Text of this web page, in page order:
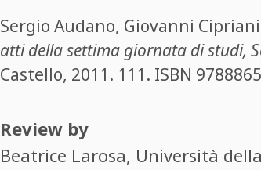
Sergio Audano, Giovanni Cipriani
atti della settima giornata di studi,
Castello, 2011. 111. ISBN
Review by
Beatrice Larosa, Università